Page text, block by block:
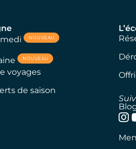
NOUVEAU
NOUVEAU
voyages
de saison